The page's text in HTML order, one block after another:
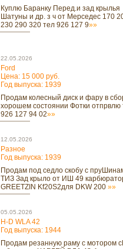
Куплю Баранку Перед.и зад крылья
Шатуны и др. з ч от Мерседес 170
230 290 320 тел 926 127 9»»
22.05.2026
Ford
Цена: 15 000 руб.
Год выпуска: 1939
Продам колесный диск и фару в
хорошем состоянии Фотки отпрвлю
926 127 94 02»»
12.05.2026
Разное
Год выпуска: 1939
Продам под седло скобу с
ТИЗ Зад крыло от ИШ 49
GREETZIN Kf20S2для DKW 200 »»
05.05.2026
H-D WLA 42
Год выпуска: 1944
Продам резанную раму с мотором